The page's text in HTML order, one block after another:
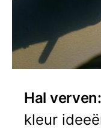
Hal
kleur